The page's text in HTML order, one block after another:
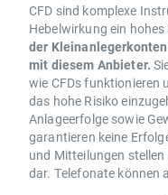
CFD sind komplexe
Hebelwirkung ein hohes
der
mit diesem Anbieter.
wie CFDs funktionieren
das hohe Risiko
Anlageerfolge sowie
garantieren keine
und Mitteilungen
dar. Telefonate können